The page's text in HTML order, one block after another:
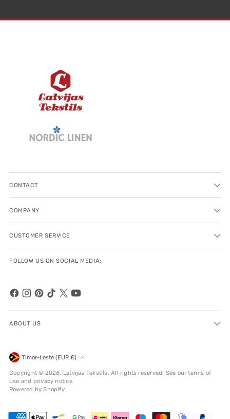
CONTACT
COMPANY
CUSTOMER SERVICE
FOLLOW US ON SOCIAL MEDIA:
ABOUT US
Currency Timor-Leste (EUR €)
Copyright © 2026, Latvijas Tekstils. All rights reserved. See our terms of
use and privacy notice.
Powered by Shopify